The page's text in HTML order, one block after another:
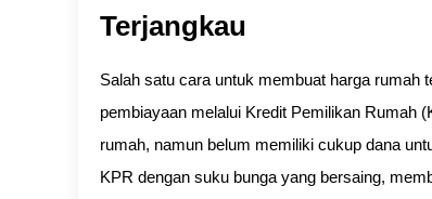
Terjangkau
Salah satu cara untuk membuat harga rumah
pembiayaan melalui Kredit Pemilikan Rumah
rumah, namun belum memiliki cukup dana
KPR dengan suku bunga yang bersaing,